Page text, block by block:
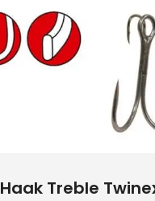
Treble